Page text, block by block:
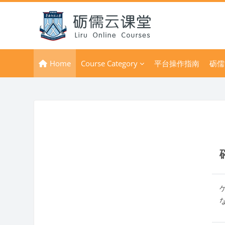
Home Course Category 平台操作指南 砺